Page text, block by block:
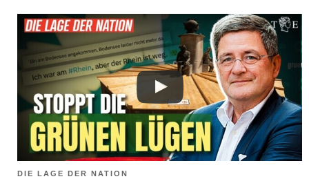
DIE LAGE DER NATION